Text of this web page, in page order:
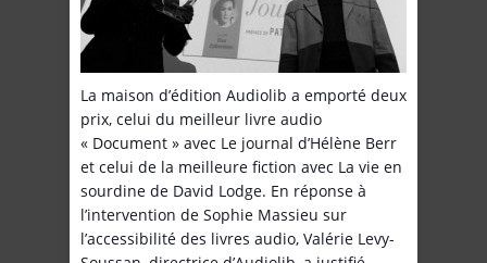
La maison d’édition Audiolib a emporté deux
prix, celui du meilleur livre audio
« Document » avec Le journal d’Hélène Berr
et celui de la meilleure fiction avec La vie en
sourdine de David Lodge. En réponse à
l’intervention de Sophie Massieu sur
l’accessibilité des livres audio, Valérie Levy-